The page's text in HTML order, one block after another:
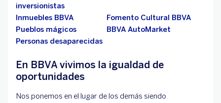
inversionistas
Inmuebles BBVA
Fomento Cultural BBVA
Pueblos mágicos
BBVA AutoMarket
Personas desaparecidas
En BBVA vivimos la igualdad de
oportunidades
Nos ponemos en el lugar de los demás siendo